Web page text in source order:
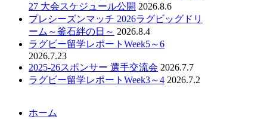
27 大会スケジュール公開 2026.8.6
プレシーズンマッチ 2026ラグビッグドリ
ーム～釜石絆の日～ 2026.8.4
ラグビー留学レポートWeek5～6
2026.7.23
2025-26スポンサー 選手交流会 2026.7.7
ラグビー留学レポートWeek3～4 2026.7.2
ホーム